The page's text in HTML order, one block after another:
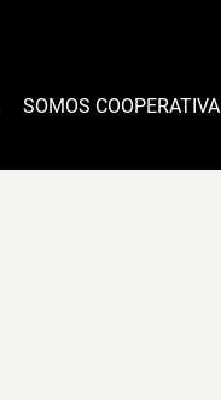
SOMOS COOPERATIVA